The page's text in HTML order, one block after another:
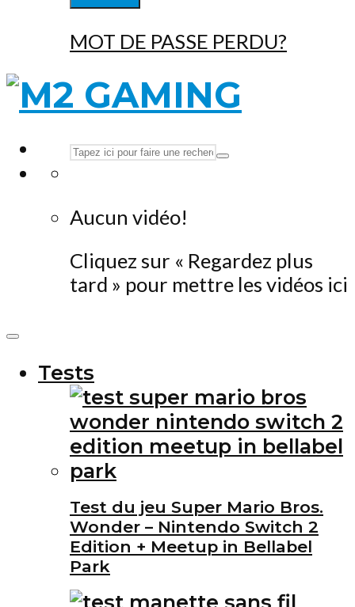
MOT DE PASSE PERDU?
Aucun vidéo!
Cliquez sur « Regardez plus
tard » pour mettre les vidéos ici
Tests
Test du jeu Super Mario Bros.
Wonder – Nintendo Switch 2
Edition + Meetup in Bellabel
Park